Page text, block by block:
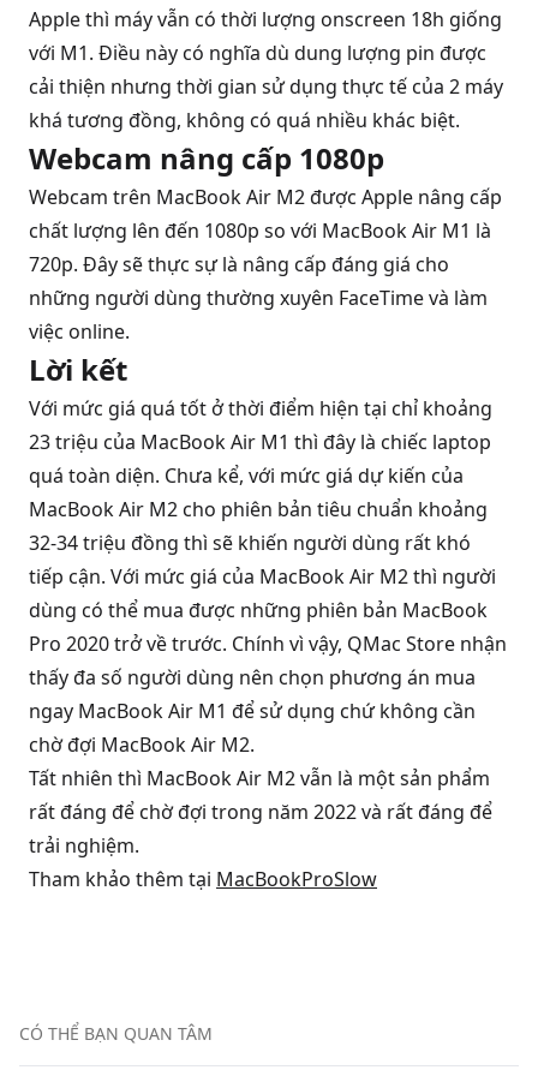
Apple thì máy vẫn có thời lượng onscreen 18h giống
với M1. Điều này có nghĩa dù dung lượng pin được
cải thiện nhưng thời gian sử dụng thực tế của 2 máy
khá tương đồng, không có quá nhiều khác biệt.
Webcam nâng cấp 1080p
Webcam trên MacBook Air M2 được Apple nâng cấp
chất lượng lên đến 1080p so với MacBook Air M1 là
720p. Đây sẽ thực sự là nâng cấp đáng giá cho
những người dùng thường xuyên FaceTime và làm
việc online.
Lời kết
Với mức giá quá tốt ở thời điểm hiện tại chỉ khoảng
23 triệu của MacBook Air M1 thì đây là chiếc laptop
quá toàn diện. Chưa kể, với mức giá dự kiến của
MacBook Air M2 cho phiên bản tiêu chuẩn khoảng
32-34 triệu đồng thì sẽ khiến người dùng rất khó
tiếp cận. Với mức giá của MacBook Air M2 thì người
dùng có thể mua được những phiên bản MacBook
Pro 2020 trở về trước. Chính vì vậy, QMac Store nhận
thấy đa số người dùng nên chọn phương án mua
ngay MacBook Air M1 để sử dụng chứ không cần
chờ đợi MacBook Air M2.
Tất nhiên thì MacBook Air M2 vẫn là một sản phẩm
rất đáng để chờ đợi trong năm 2022 và rất đáng để
trải nghiệm.
Tham khảo thêm tại MacBookProSlow
CÓ THỂ BẠN QUAN TÂM